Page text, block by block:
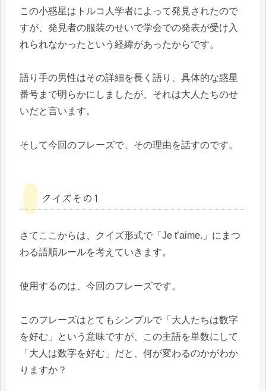
この小惑星はトルコ人学者によって発見されたので
すが、発見者の服装のせいで学会での発表が受け入
れられなかったという経緯があったからです。
語り手の男性はその詳細を長く語り、具体的な惑星
番号まで明らかにしましたが、それは大人たちのせ
いだと言います。
そして今回のフレーズで、その理由を話すのです。
クイズその1
さてここからは、クイズ形式で「Je t’aime.」にまつ
わる語順ルールを考えていきます。
使用するのは、今回のフレーズです。
このフレーズはとてもシンプルで「大人たちは数字
を好む」という意味ですが、この主語を単数にして
「大人は数字を好む」だと、何が変わるのかがわか
りますか？